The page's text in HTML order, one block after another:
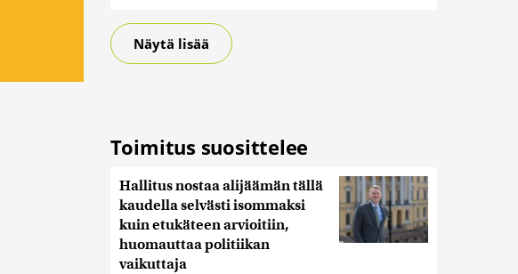
Näytä lisää
Toimitus suosittelee
Hallitus nostaa alijäämän tällä
kaudella selvästi isommaksi
kuin etukäteen arvioitiin,
huomauttaa politiikan
vaikuttaja